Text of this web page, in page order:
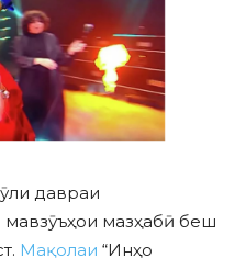
давраи
мазҳабӣ беш
Мақолаи “Инҳо